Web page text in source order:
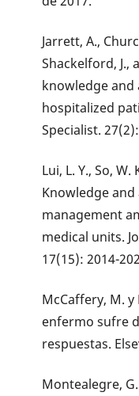
Jarrett, A.,
Shackelford, J.,
knowledge
hospitalized
Specialist.
Lui, L. Y., So,
Knowledge
management
medical units.
17(15): 2014-
McCaffery, M. y
enfermo sufre
respuestas.
Montealegre,